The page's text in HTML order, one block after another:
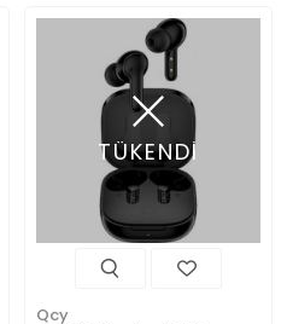
TÜKENDİ
Qcy